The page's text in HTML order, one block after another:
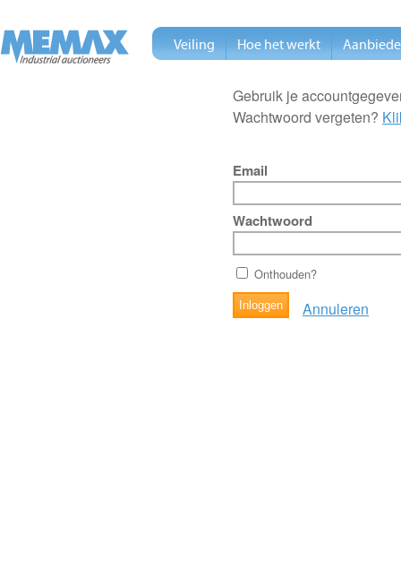
Gebruik je
Wachtwoord vergeten?
Email
Wachtwoord
Onthouden?
Annuleren
Veiling Hoe het werkt